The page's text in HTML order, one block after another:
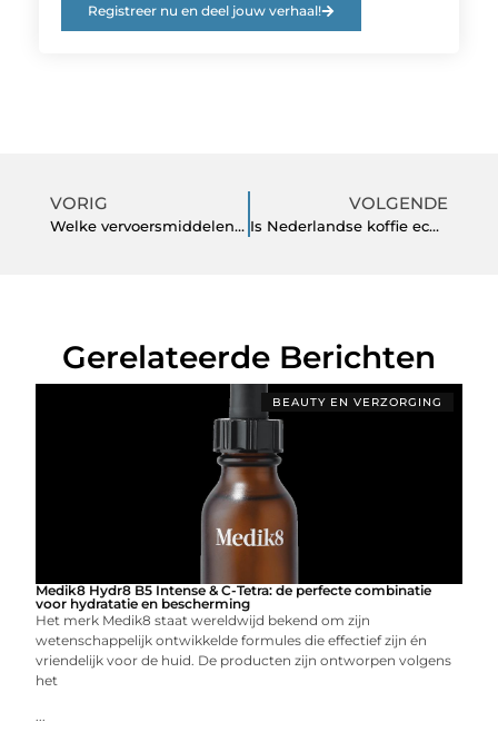
Registreer nu en deel jouw verhaal!
VORIG
Welke vervoersmiddelen gebruikt een koerier in Amersfoort?
VOLGENDE
Is Nederlandse koffie echt zo uniek?
Gerelateerde Berichten
BEAUTY EN VERZORGING
Medik8 Hydr8 B5 Intense & C-Tetra: de perfecte combinatie
voor hydratatie en bescherming
Het merk Medik8 staat wereldwijd bekend om zijn
wetenschappelijk ontwikkelde formules die effectief zijn én
vriendelijk voor de huid. De producten zijn ontworpen volgens
het
...